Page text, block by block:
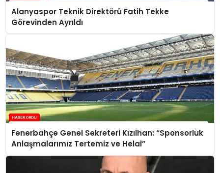
Alanyaspor Teknik Direktörü Fatih Tekke
Görevinden Ayrıldı
Fenerbahçe Genel Sekreteri Kızılhan: “Sponsorluk
Anlaşmalarımız Tertemiz ve Helal”